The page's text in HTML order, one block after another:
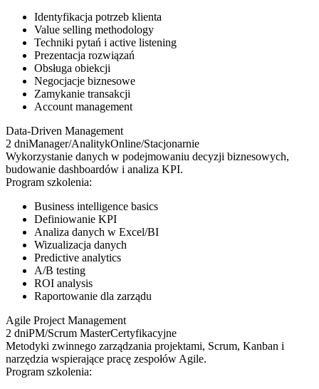
Identyfikacja potrzeb klienta
Value selling methodology
Techniki pytań i active listening
Prezentacja rozwiązań
Obsługa obiekcji
Negocjacje biznesowe
Zamykanie transakcji
Account management
Data-Driven Management
2 dniManager/AnalitykOnline/Stacjonarnie
Wykorzystanie danych w podejmowaniu decyzji biznesowych,
budowanie dashboardów i analiza KPI.
Program szkolenia:
Business intelligence basics
Definiowanie KPI
Analiza danych w Excel/BI
Wizualizacja danych
Predictive analytics
A/B testing
ROI analysis
Raportowanie dla zarządu
Agile Project Management
2 dniPM/Scrum MasterCertyfikacyjne
Metodyki zwinnego zarządzania projektami, Scrum, Kanban i
narzędzia wspierające pracę zespołów Agile.
Program szkolenia: